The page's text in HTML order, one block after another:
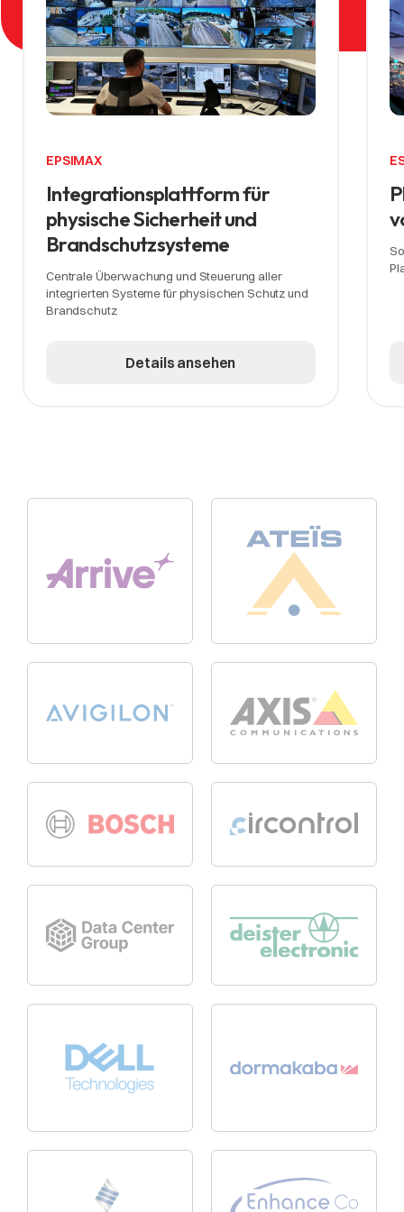
EPSIMAX
Integrationsplattform für
physische Sicherheit und
Brandschutzsysteme
Centrale Überwachung und Steuerung aller
integrierten Systeme für physischen Schutz und
Brandschutz
Details ansehen